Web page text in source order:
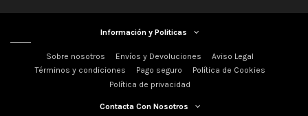
Información y Politicas
Sobre nosotros Envíos y Devoluciones
Aviso Legal
Términos y condiciones
Pago seguro
Política de Cookies
Política de privacidad
Contacta Con Nosotros